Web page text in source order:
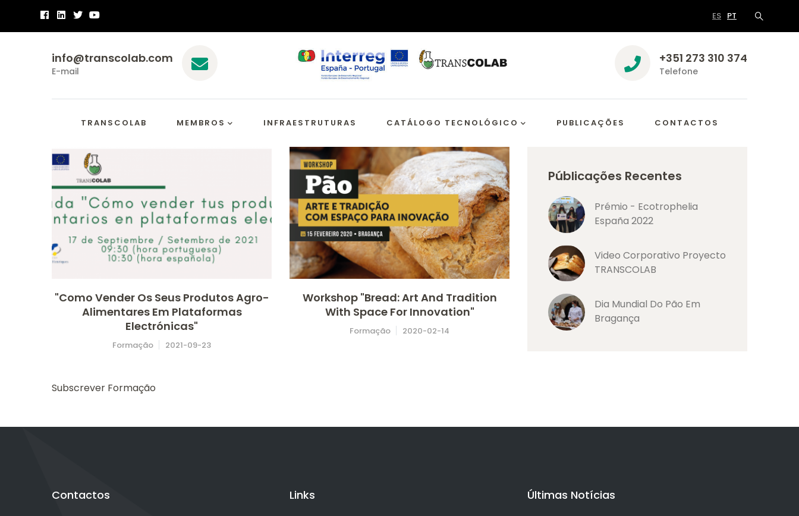
PT
ES
info@transcolab.com
E-mail
+351 273 310 374
Telefone
Navigation
TRANSCOLAB MEMBROS INFRAESTRUTURAS CATÁLOGO TECNOLÓGICO PUBLICAÇÕES CONTACTOS
"Como Vender Os Seus Produtos Agro-
Alimentares Em Plataformas
Electrónicas"
Formação 2021-09-23
Workshop "Bread: Art And Tradition
With Space For Innovation"
Formação 2020-02-14
Subscrever Formação
Públicações Recentes
Prémio - Ecotrophelia
España 2022
Video Corporativo Proyecto
TRANSCOLAB
Dia Mundial Do Pão Em
Bragança
Contactos Links Últimas Notícias